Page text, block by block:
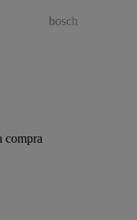
compra